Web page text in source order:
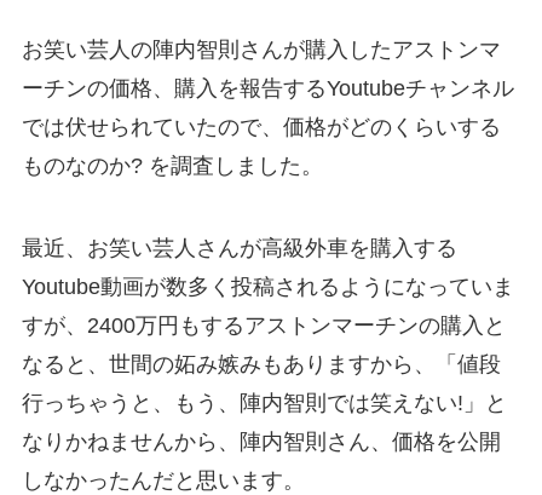
お笑い芸人の陣内智則さんが購入したアストンマ
ーチンの価格、購入を報告するYoutubeチャンネル
では伏せられていたので、価格がどのくらいする
ものなのか? を調査しました。
最近、お笑い芸人さんが高級外車を購入する
Youtube動画が数多く投稿されるようになっていま
すが、2400万円もするアストンマーチンの購入と
なると、世間の妬み嫉みもありますから、「値段
行っちゃうと、もう、陣内智則では笑えない!」と
なりかねませんから、陣内智則さん、価格を公開
しなかったんだと思います。